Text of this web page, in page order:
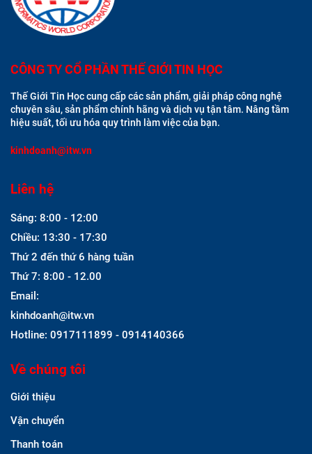
CÔNG TY CỔ PHẦN THẾ GIỚI TIN HỌC
Thế Giới Tin Học cung cấp các sản phẩm, giải pháp công nghệ
chuyên sâu, sản phẩm chính hãng và dịch vụ tận tâm. Nâng tầm
hiệu suất, tối ưu hóa quy trình làm việc của bạn.
kinhdoanh@itw.vn
Liên hệ
Sáng: 8:00 - 12:00
Chiều: 13:30 - 17:30
Thứ 2 đến thứ 6 hàng tuần
Thứ 7: 8:00 - 12.00
Email:
kinhdoanh@itw.vn
Hotline: 0917111899 - 0914140366
Về chúng tôi
Giới thiệu
Vận chuyển
Thanh toán